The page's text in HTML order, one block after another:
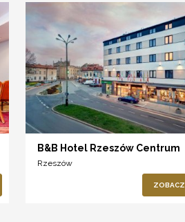
B&B Hotel Rzeszów Centrum
Rzeszów
ZOBACZ